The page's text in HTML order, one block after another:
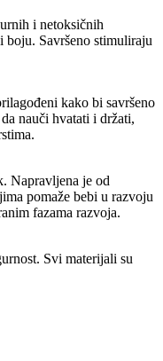
i netoksičnih
boju. Savršeno stimuliraju
kako bi savršeno
nauči hvatati i držati,
Napravljena je od
pomaže bebi u razvoju
fazama razvoja.
Svi materijali su